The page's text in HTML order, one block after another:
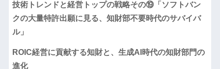
技術トレンドと経営トップの戦略その⑲「ソフトバン
クの大量特許出願に見る、知財部不要時代のサバイバ
ル」
ROIC経営に貢献する知財と、生成AI時代の知財部門の
進化